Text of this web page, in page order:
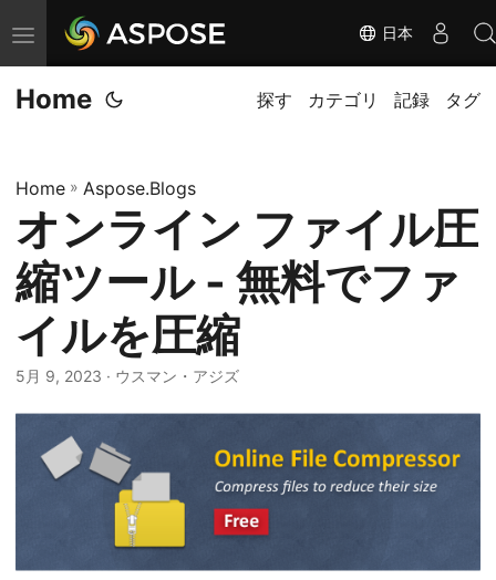
ナ
ビ
ゲ
ョ
ン
の
切
日本
Home 探す カテゴリ 記録 タグ
Home » Aspose.Blogs
オンライン ファイル圧
縮ツール - 無料でファ
イルを圧縮
5月 9, 2023 · ウスマン・アジズ